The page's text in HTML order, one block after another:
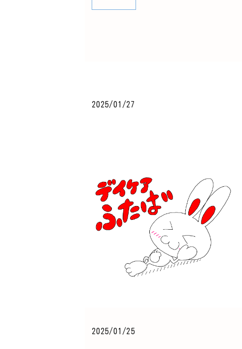
2025/01/27
2025/01/25